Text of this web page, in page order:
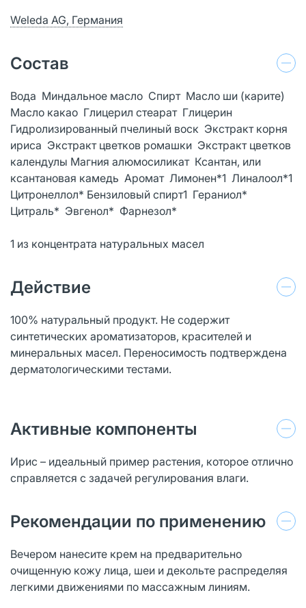
Weleda AG, Германия
Состав
Вода Миндальное масло Спирт Масло ши (карите)
Масло какао Глицерил стеарат Глицерин
Гидролизированный пчелиный воск Экстракт корня
ириса Экстракт цветков ромашки Экстракт цветков
календулы Магния алюмосиликат Ксантан, или
ксантановая камедь Аромат Лимонен*1 Линалоол*1
Цитронеллол* Бензиловый спирт1 Гераниол*
Цитраль* Эвгенол* Фарнезол*
1 из концентрата натуральных масел
Действие
100% натуральный продукт. Не содержит
синтетических ароматизаторов, красителей и
минеральных масел. Переносимость подтверждена
дерматологическими тестами.
Активные компоненты
Ирис – идеальный пример растения, которое отлично
справляется с задачей регулирования влаги.
Рекомендации по применению
Вечером нанесите крем на предварительно
очищенную кожу лица, шеи и декольте распределяя
легкими движениями по массажным линиям.